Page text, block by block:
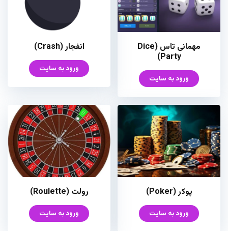
مهمانی تاس (Dice
Party)
ورود به سایت
انفجار (Crash)
ورود به سایت
پوکر (Poker)
ورود به سایت
رولت (Roulette)
ورود به سایت